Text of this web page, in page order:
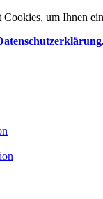
Cookies, um Ihnen